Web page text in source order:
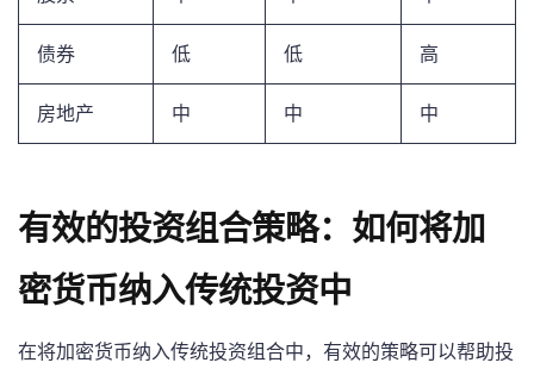
债券 低 低 高
房地产 中 中 中
有效的投资组合策略：如何将加
密货币纳入传统投资中
在将加密货币纳入传统投资组合中，有效的策略可以帮助投